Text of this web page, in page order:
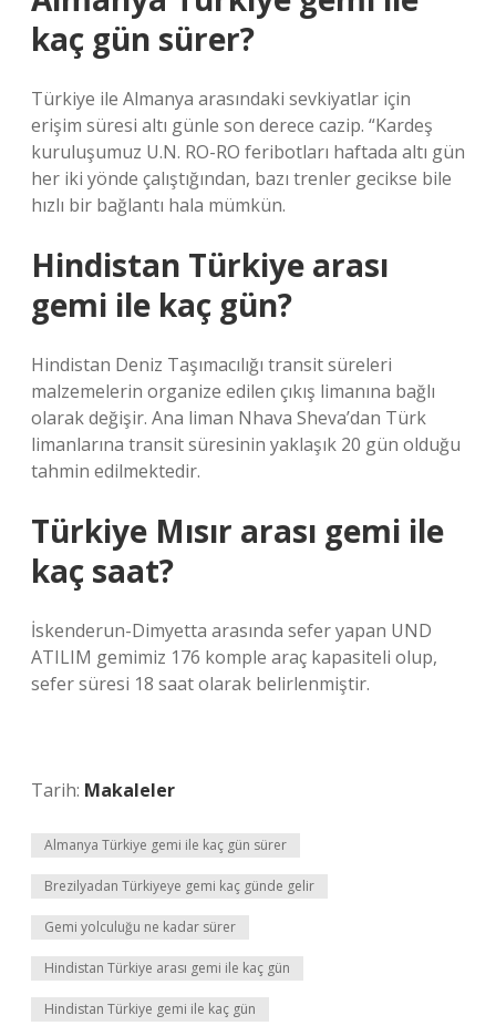
kaç gün sürer?
Türkiye ile Almanya arasındaki sevkiyatlar için
erişim süresi altı günle son derece cazip. “Kardeş
kuruluşumuz U.N. RO-RO feribotları haftada altı gün
her iki yönde çalıştığından, bazı trenler gecikse bile
hızlı bir bağlantı hala mümkün.
Hindistan Türkiye arası
gemi ile kaç gün?
Hindistan Deniz Taşımacılığı transit süreleri
malzemelerin organize edilen çıkış limanına bağlı
olarak değişir. Ana liman Nhava Sheva’dan Türk
limanlarına transit süresinin yaklaşık 20 gün olduğu
tahmin edilmektedir.
Türkiye Mısır arası gemi ile
kaç saat?
İskenderun-Dimyetta arasında sefer yapan UND
ATILIM gemimiz 176 komple araç kapasiteli olup,
sefer süresi 18 saat olarak belirlenmiştir.
Tarih: Makaleler
Almanya Türkiye gemi ile kaç gün sürer
Brezilyadan Türkiyeye gemi kaç günde gelir
Gemi yolculuğu ne kadar sürer
Hindistan Türkiye arası gemi ile kaç gün
Hindistan Türkiye gemi ile kaç gün